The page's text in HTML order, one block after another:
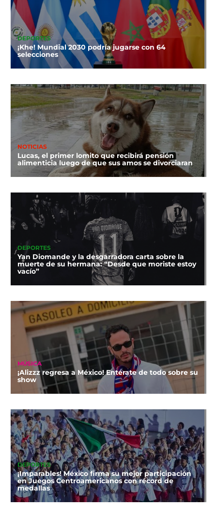
DEPORTES
¡Khe! Mundial 2030 podría jugarse con 64
selecciones
NOTICIAS
Lucas, el primer lomito que recibirá pensión
alimenticia luego de que sus amos se divorciaran
DEPORTES
Yan Diomande y la desgarradora carta sobre la
muerte de su hermana: “Desde que moriste estoy
vacío”
MÚSICA
¡Alizzz regresa a México! Entérate de todo sobre su
show
DEPORTES
¡Imparables! México firma su mejor participación
en Juegos Centroamericanos con récord de
medallas